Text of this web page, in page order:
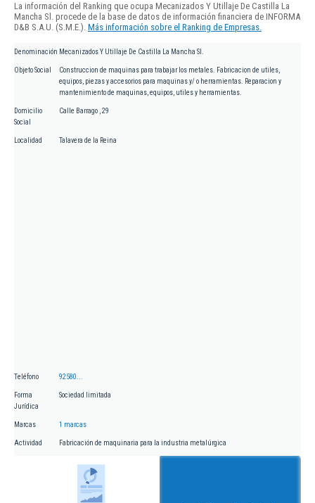
La información del Ranking que ocupa Mecanizados Y Utillaje De Castilla La
Mancha Sl. procede de la base de datos de información financiera de INFORMA
D&B S.A.U. (S.M.E.). Más información sobre el Ranking de Empresas.
Denominación Mecanizados Y Utillaje De Castilla La Mancha Sl.
Objeto Social
Construccion de maquinas para trabajar los metales. Fabricacion de utiles,
equipos, piezas y accesorios para maquinas y/ o herramientas. Reparacion y
mantenimiento de maquinas, equipos, utiles y herramientas.
Domicilio
Social
Calle Barrago , 29
Localidad Talavera de la Reina
Teléfono 92580...
Forma
Jurídica
Sociedad limitada
Marcas 1 marcas
Actividad Fabricación de maquinaria para la industria metalúrgica